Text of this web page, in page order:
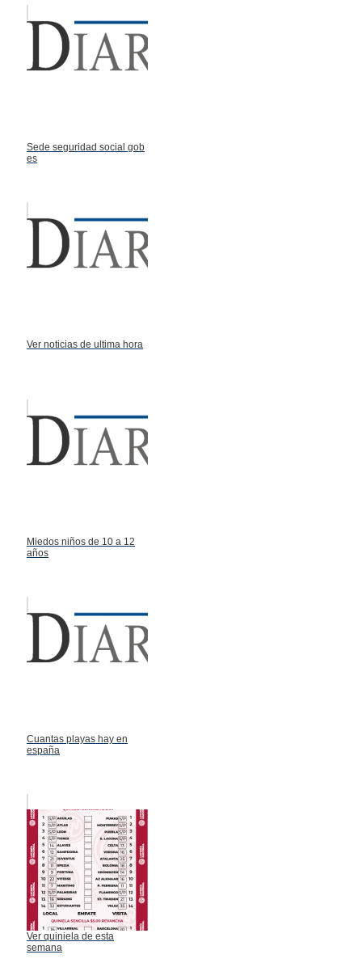
Sede seguridad social gob
es
Ver noticias de ultima hora
Miedos niños de 10 a 12
años
Cuantas playas hay en
españa
Ver quiniela de esta
semana